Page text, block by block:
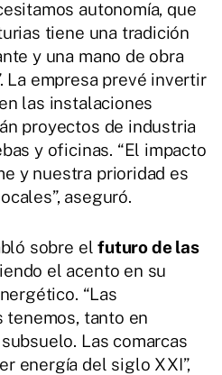
autonomía, que
tiene una tradición
y una mano de obra
La empresa prevé invertir
las instalaciones
proyectos de industria
y oficinas. “El impacto
y nuestra prioridad es
aseguró.
sobre elfuturo de las
el acento en su
“Las
tanto en
Las comarcas
energía del siglo XXI”,